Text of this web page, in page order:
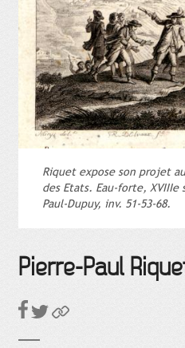
Riquet expose son projet
des Etats. Eau-forte, XVIIIe
Paul-Dupuy, inv. 51-53-68.
Pierre-Paul